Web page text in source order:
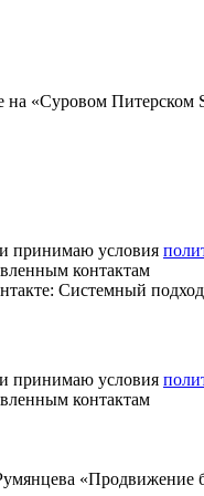
на «Суровом
и принимаю условия
контактам
Системный
и принимаю условия
контактам
«Продвижение